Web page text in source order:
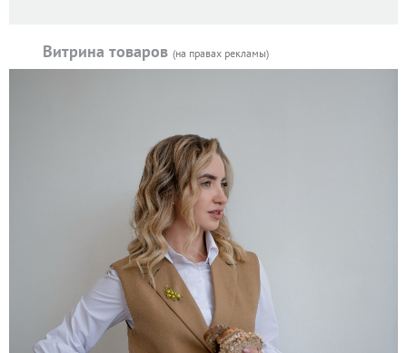
Витрина товаров (на правах рекламы)